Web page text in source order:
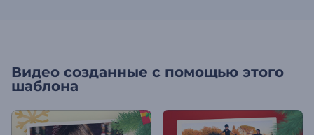
Видео созданные с помощью этого
шаблона